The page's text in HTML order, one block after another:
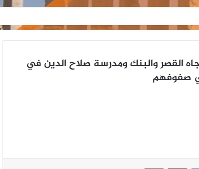
القصر والبنك ومدرسة صلاح الدين في
صفوفهم